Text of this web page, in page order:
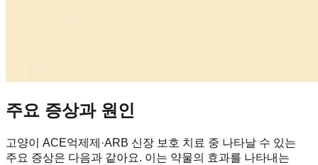
주요 증상과 원인
고양이 ACE억제제·ARB 신장 보호 치료 중 나타날 수 있는
주요 증상은 다음과 같아요. 이는 약물의 효과를 나타내는